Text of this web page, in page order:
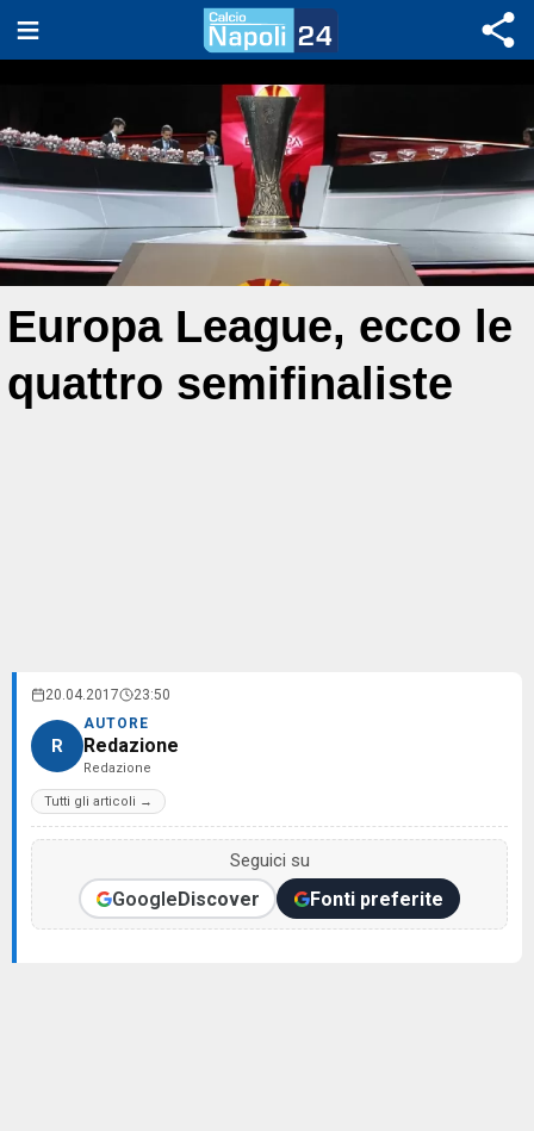
Europa League, ecco le
quattro semifinaliste
20.04.2017 23:50
R
AUTORE
Redazione
Redazione
Tutti gli articoli →
Seguici su
GoogleDiscover Fonti preferite